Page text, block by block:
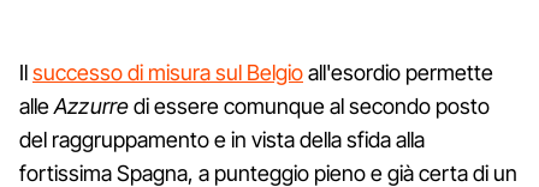
Ilsuccesso di misura sul Belgioall'esordio permette
alleAzzurredi essere comunque al secondo posto
del raggruppamento e in vista della sfida alla
fortissima Spagna, a punteggio pieno e già certa di un